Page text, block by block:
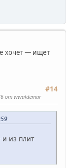
хочет — ищет
#14
от wwaldemar
и из плит